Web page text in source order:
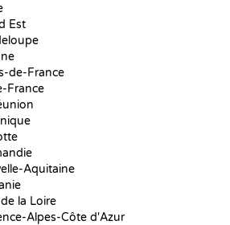
Est
de-France
France
Aquitaine
la Loire
Alpes-Côte d'Azur